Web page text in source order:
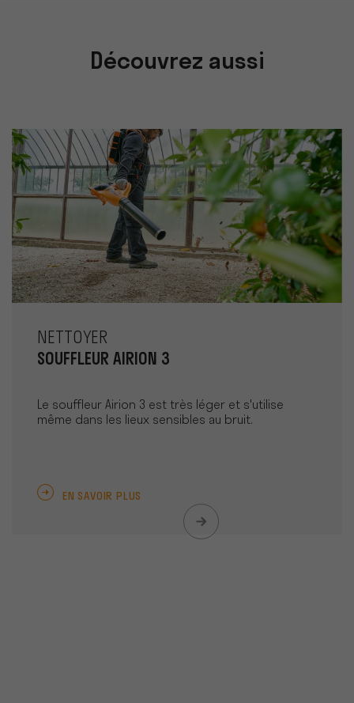
Découvrez aussi
NETTOYER
SOUFFLEUR AIRION 3
Le souffleur Airion 3 est très léger et s'utilise
même dans les lieux sensibles au bruit.
EN SAVOIR PLUS